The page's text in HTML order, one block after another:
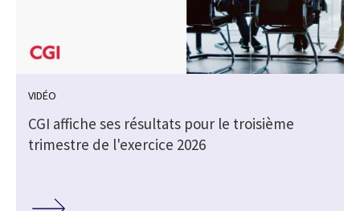
VIDÉO
CGI affiche ses résultats pour le troisième
trimestre de l'exercice 2026